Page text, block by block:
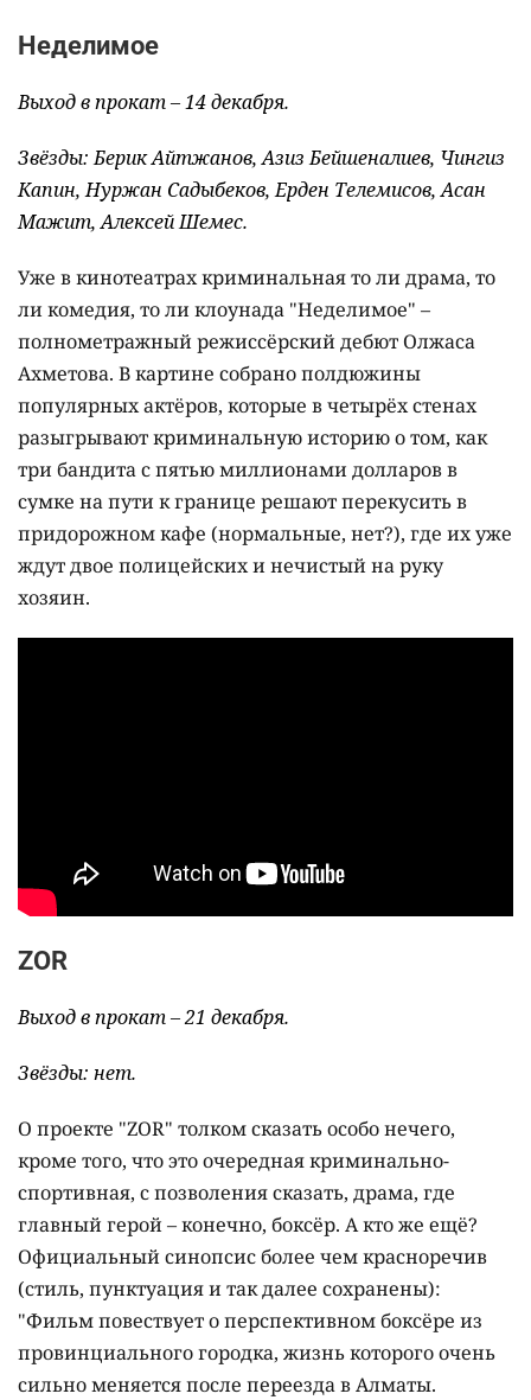
Неделимое
Выход в прокат – 14 декабря.
Звёзды: Берик Айтжанов, Азиз Бейшеналиев, Чингиз
Капин, Нуржан Садыбеков, Ерден Телемисов, Асан
Мажит, Алексей Шемес.
Уже в кинотеатрах криминальная то ли драма, то
ли комедия, то ли клоунада "Неделимое" –
полнометражный режиссёрский дебют Олжаса
Ахметова. В картине собрано полдюжины
популярных актёров, которые в четырёх стенах
разыгрывают криминальную историю о том, как
три бандита с пятью миллионами долларов в
сумке на пути к границе решают перекусить в
придорожном кафе (нормальные, нет?), где их уже
ждут двое полицейских и нечистый на руку
хозяин.
ZOR
Выход в прокат – 21 декабря.
Звёзды: нет.
О проекте "ZOR" толком сказать особо нечего,
кроме того, что это очередная криминально-
спортивная, с позволения сказать, драма, где
главный герой – конечно, боксёр. А кто же ещё?
Официальный синопсис более чем красноречив
(стиль, пунктуация и так далее сохранены):
"Фильм повествует о перспективном боксёре из
провинциального городка, жизнь которого очень
сильно меняется после переезда в Алматы.